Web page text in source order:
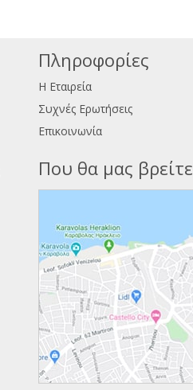
Πληροφορίες
Η Εταιρεία
Συχνές Ερωτήσεις
Επικοινωνία
Που θα μας βρείτε